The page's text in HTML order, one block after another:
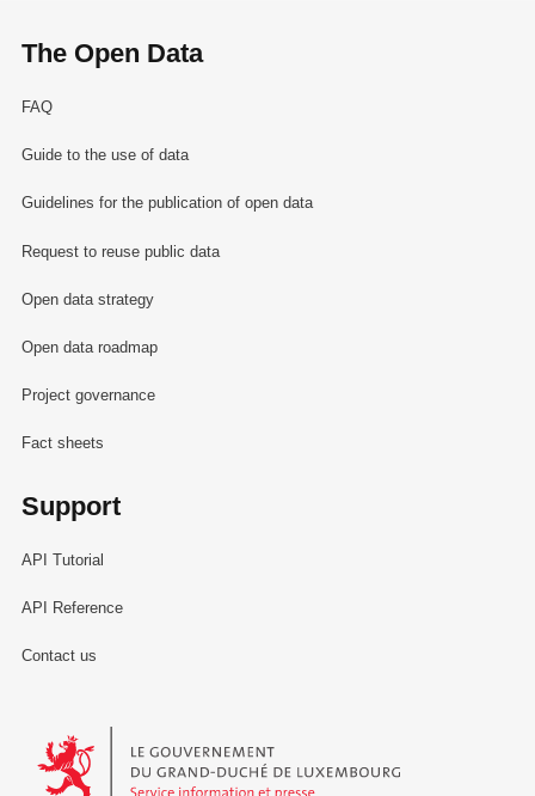
The Open Data
FAQ
Guide to the use of data
Guidelines for the publication of open data
Request to reuse public data
Open data strategy
Open data roadmap
Project governance
Fact sheets
Support
API Tutorial
API Reference
Contact us
Le Gouvernement du Grand-Duché de Luxembourg - Service